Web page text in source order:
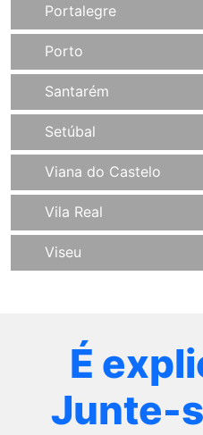
Portalegre
Porto
Santarém
Setúbal
Viana do Castelo
Vila Real
Viseu
É
Junte-